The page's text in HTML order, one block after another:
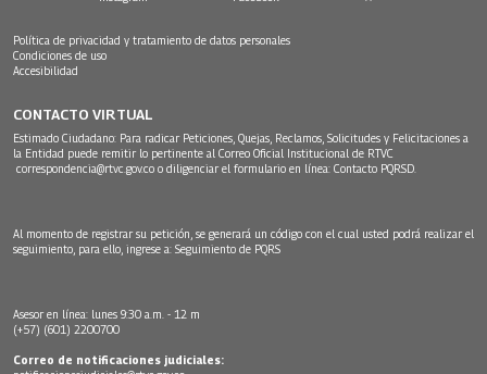
Política de privacidad y tratamiento de datos personales
Condiciones de uso
Accesibilidad
CONTACTO VIRTUAL
Estimado Ciudadano: Para radicar Peticiones, Quejas, Reclamos, Solicitudes y Felicitaciones a
la Entidad puede remitir lo pertinente al Correo Oficial Institucional de RTVC
correspondencia@rtvc.gov.co o diligenciar el formulario en línea: Contacto PQRSD.
Al momento de registrar su petición, se generará un código con el cual usted podrá realizar el
seguimiento, para ello, ingrese a: Seguimiento de PQRS
Asesor en línea: lunes 9:30 a.m. - 12 m
(+57) (601) 2200700
Correo de notificaciones judiciales: